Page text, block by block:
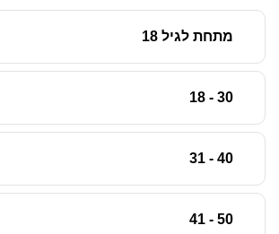
מתחת לגיל 18
30 - 18
40 - 31
50 - 41